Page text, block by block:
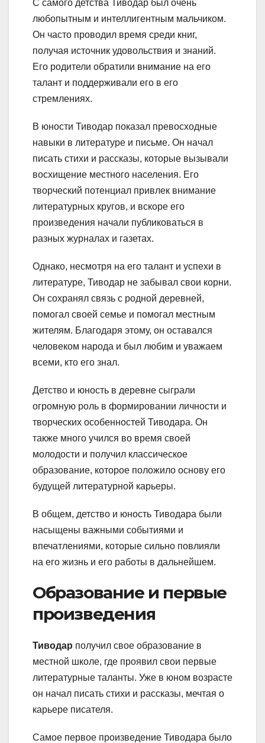
С самого детства Тиводар был очень
любопытным и интеллигентным мальчиком.
Он часто проводил время среди книг,
получая источник удовольствия и знаний.
Его родители обратили внимание на его
талант и поддерживали его в его
стремлениях.
В юности Тиводар показал превосходные
навыки в литературе и письме. Он начал
писать стихи и рассказы, которые вызывали
восхищение местного населения. Его
творческий потенциал привлек внимание
литературных кругов, и вскоре его
произведения начали публиковаться в
разных журналах и газетах.
Однако, несмотря на его талант и успехи в
литературе, Тиводар не забывал свои корни.
Он сохранял связь с родной деревней,
помогал своей семье и помогал местным
жителям. Благодаря этому, он оставался
человеком народа и был любим и уважаем
всеми, кто его знал.
Детство и юность в деревне сыграли
огромную роль в формировании личности и
творческих особенностей Тиводара. Он
также много учился во время своей
молодости и получил классическое
образование, которое положило основу его
будущей литературной карьеры.
В общем, детство и юность Тиводара были
насыщены важными событиями и
впечатлениями, которые сильно повлияли
на его жизнь и его работы в дальнейшем.
Образование и первые
произведения
Тиводар получил свое образование в
местной школе, где проявил свои первые
литературные таланты. Уже в юном возрасте
он начал писать стихи и рассказы, мечтая о
карьере писателя.
Самое первое произведение Тиводара было